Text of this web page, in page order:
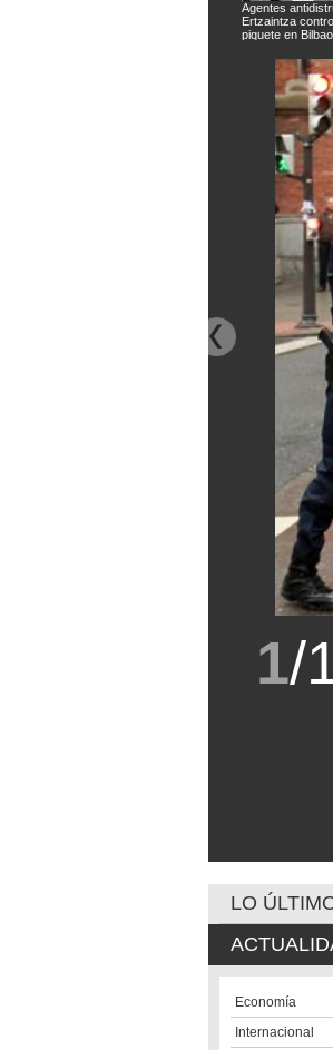
Agentes
Ertzaintza
piquete en Bilbao
1/
LO
Economía
Internacional